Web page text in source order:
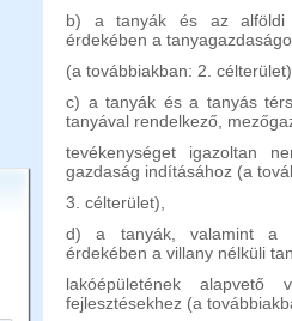
b) a tanyák és az alföldi
érdekében a
(a továbbiakban: 2.
c) a tanyák és a tanyás
tanyával rendelkező,
tevékenységet igazoltan
gazdaság indításához (a
3. célterület),
d) a tanyák, valamint a
érdekében a villany nélküli
lakóépületének alapvető
fejlesztésekhez (a